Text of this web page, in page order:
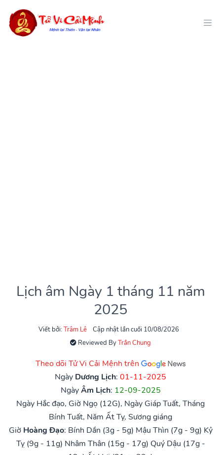
Lịch âm Ngày 1 tháng 11 năm
2025
Viết bởi: Trâm Lê
Cập nhật lần cuối 10/08/2026
Reviewed ByTrần Chung
Theo dõi Tử Vi Cải Mệnh trên
Ngày Dương Lịch: 01-11-2025
NgàyÂm Lịch: 12-09-2025
Ngày Hắc đạo, Giờ Ngọ (12G), Ngày Giáp Tuất, Tháng
Bính Tuất, Năm Ất Tỵ, Sương giáng
Giờ Hoàng Đạo: Bính Dần (3g - 5g) Mậu Thìn (7g - 9g) Kỷ
Tỵ (9g - 11g) Nhâm Thân (15g - 17g) Quý Dậu (17g -